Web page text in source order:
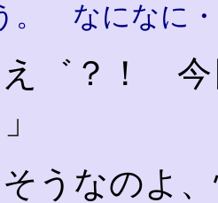
。 なになに
゛？！ 今
うなのよ